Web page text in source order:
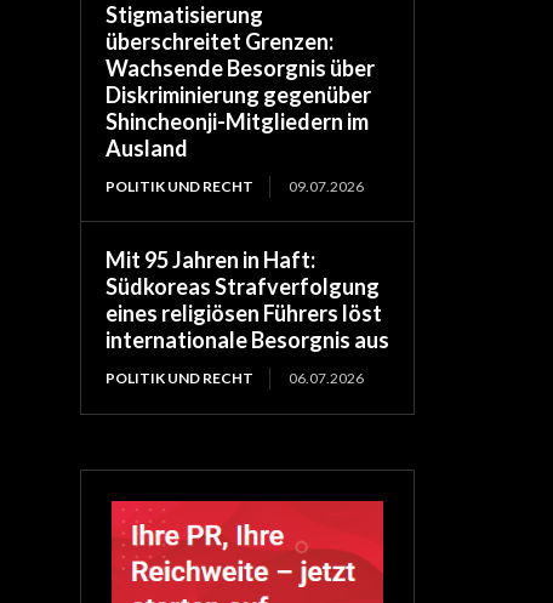
Stigmatisierung
überschreitet Grenzen:
Wachsende Besorgnis über
Diskriminierung gegenüber
Shincheonji-Mitgliedern im
Ausland
POLITIK UND RECHT 09.07.2026
Mit 95 Jahren in Haft:
Südkoreas Strafverfolgung
eines religiösen Führers löst
internationale Besorgnis aus
POLITIK UND RECHT 06.07.2026